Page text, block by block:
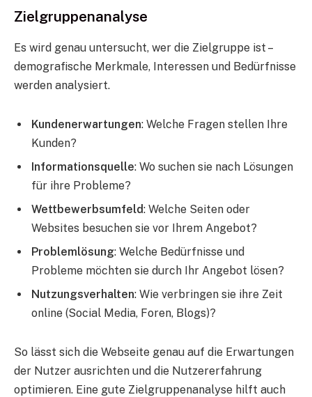
Zielgruppenanalyse
Es wird genau untersucht, wer die Zielgruppe ist –
demografische Merkmale, Interessen und Bedürfnisse
werden analysiert.
Kundenerwartungen: Welche Fragen stellen Ihre
Kunden?
Informationsquelle: Wo suchen sie nach Lösungen
für ihre Probleme?
Wettbewerbsumfeld: Welche Seiten oder
Websites besuchen sie vor Ihrem Angebot?
Problemlösung: Welche Bedürfnisse und
Probleme möchten sie durch Ihr Angebot lösen?
Nutzungsverhalten: Wie verbringen sie ihre Zeit
online (Social Media, Foren, Blogs)?
So lässt sich die Webseite genau auf die Erwartungen
der Nutzer ausrichten und die Nutzererfahrung
optimieren. Eine gute Zielgruppenanalyse hilft auch